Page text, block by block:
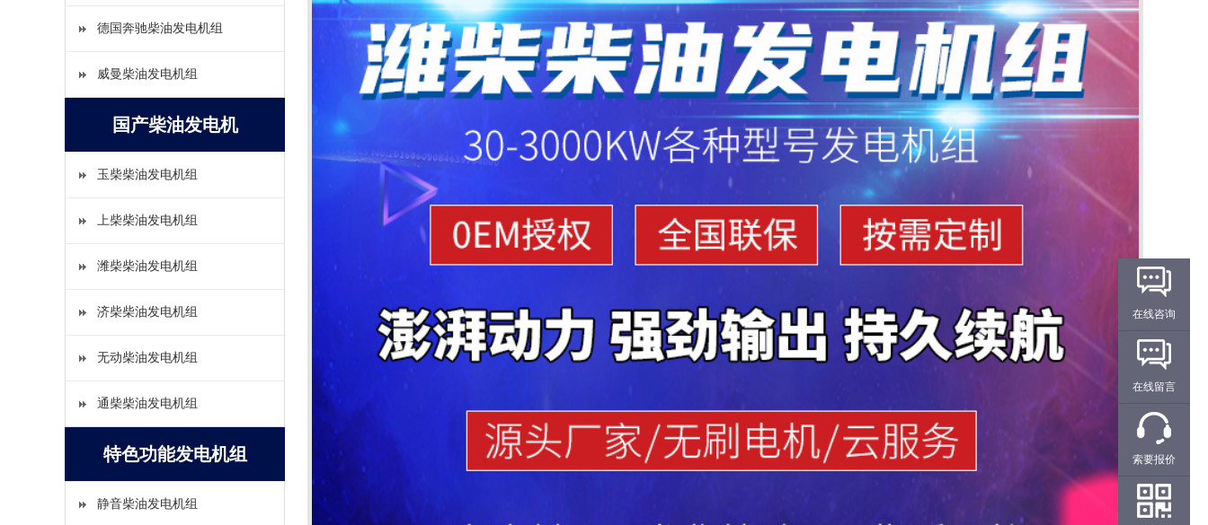
德国奔驰柴油发电机组
威曼柴油发电机组
国产柴油发电机
玉柴柴油发电机组
上柴柴油发电机组
潍柴柴油发电机组
济柴柴油发电机组
无动柴油发电机组
通柴柴油发电机组
特色功能发电机组
静音柴油发电机组
在线咨询
在线留言
索要报价